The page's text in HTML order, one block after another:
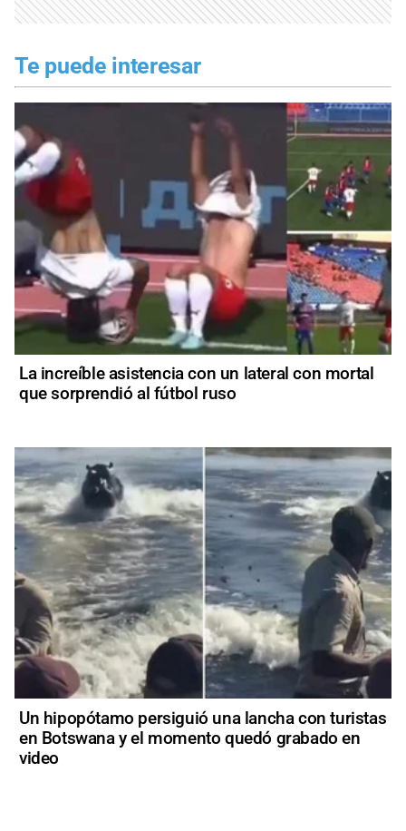
Te puede interesar
La increíble asistencia con un lateral con mortal
que sorprendió al fútbol ruso
Un hipopótamo persiguió una lancha con turistas
en Botswana y el momento quedó grabado en
video